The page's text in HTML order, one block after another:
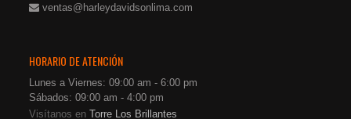
ventas@harleydavidsonlima.com
HORARIO DE ATENCIÓN
Lunes a Viernes: 09:00 am - 6:00 pm
Sábados: 09:00 am - 4:00 pm
Visítanos enTorre Los Brillantes